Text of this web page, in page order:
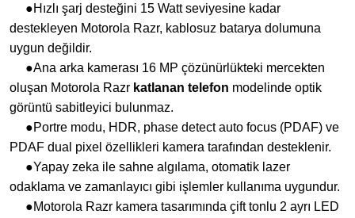
●Hızlı şarj desteğini 15 Watt seviyesine kadar
destekleyen Motorola Razr, kablosuz batarya dolumuna
uygun değildir.
●Ana arka kamerası 16 MP çözünürlükteki mercekten
oluşan Motorola Razr katlanan telefon modelinde optik
görüntü sabitleyici bulunmaz.
●Portre modu, HDR, phase detect auto focus (PDAF) ve
PDAF dual pixel özellikleri kamera tarafından desteklenir.
●Yapay zeka ile sahne algılama, otomatik lazer
odaklama ve zamanlayıcı gibi işlemler kullanıma uygundur.
●Motorola Razr kamera tasarımında çift tonlu 2 ayrı LED